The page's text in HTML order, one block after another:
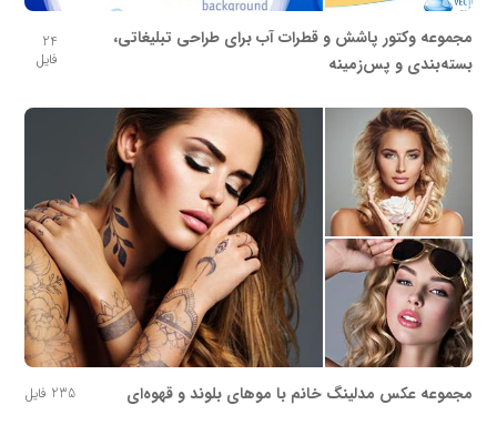
مجموعه وکتور پاشش و قطرات آب برای طراحی تبلیغاتی،
بسته‌بندی و پس‌زمینه
24
فایل
مجموعه عکس مدلینگ خانم با موهای بلوند و قهوه‌ای 235 فایل